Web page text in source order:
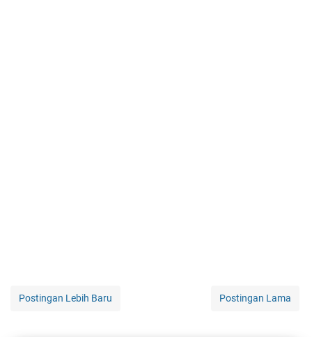
Postingan Lebih Baru Postingan Lama